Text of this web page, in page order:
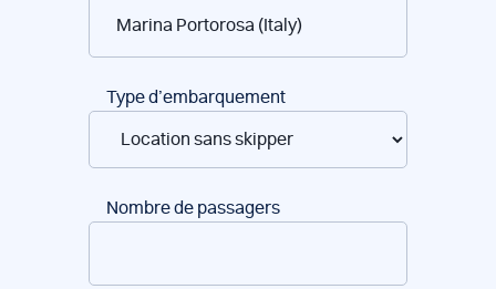
bateaux
Type d’embarquement
Nombre de passagers